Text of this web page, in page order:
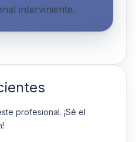
interviniente.
profesional. ¡Sé el